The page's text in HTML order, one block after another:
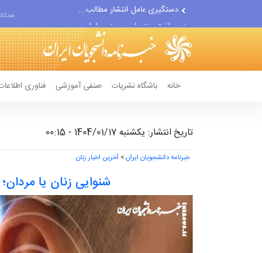
مواضع مزدوران سعودی را با...
ضربه مغزی بیش از ۷۰۰ نظامی...
خانه باشگاه نشریات صنفی آموزشی فناوری
تاریخ انتشار: یکشنبه 1404/01/17 - 00:15
خبرنامه دانشجویان ایران> آخرین اخبار زنان
شنوایی زنان یا